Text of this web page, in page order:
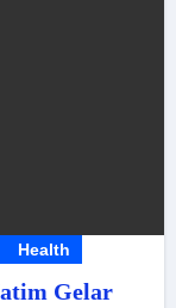
Health
Gelar